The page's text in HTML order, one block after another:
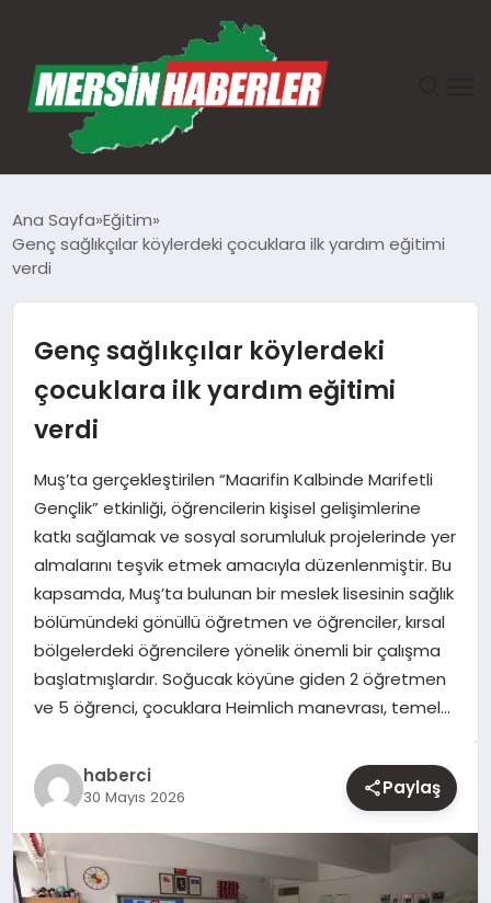
GÜNDEM
TEKNOLOJI
SPOR
YAŞAM
EĞITIM
Ana Sayfa Eğitim
Genç sağlıkçılar köylerdeki çocuklara ilk yardım eğitimi
verdi
Genç sağlıkçılar köylerdeki
çocuklara ilk yardım eğitimi
verdi
Muş’ta gerçekleştirilen “Maarifin Kalbinde Marifetli
Gençlik” etkinliği, öğrencilerin kişisel gelişimlerine
katkı sağlamak ve sosyal sorumluluk projelerinde yer
almalarını teşvik etmek amacıyla düzenlenmiştir. Bu
kapsamda, Muş’ta bulunan bir meslek lisesinin sağlık
bölümündeki gönüllü öğretmen ve öğrenciler, kırsal
bölgelerdeki öğrencilere yönelik önemli bir çalışma
başlatmışlardır. Soğucak köyüne giden 2 öğretmen
ve 5 öğrenci, çocuklara Heimlich manevrası, temel…
haberci
30 Mayıs 2026 Paylaş